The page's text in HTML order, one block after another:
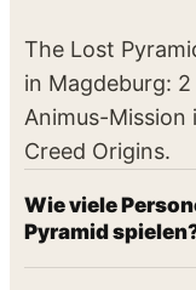
The Lost
in Magdeburg:
Animus-Mission
Creed Origins.
Wie viele
Pyramid